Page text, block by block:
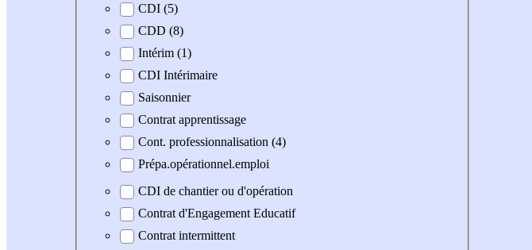
Type de contrat
CDI (5)
CDD (8)
Intérim (1)
CDI Intérimaire
Saisonnier
Contrat apprentissage
Cont. professionnalisation (4)
Prépa.opérationnel.emploi
CDI de chantier ou d'opération
Contrat d'Engagement Educatif
Contrat intermittent